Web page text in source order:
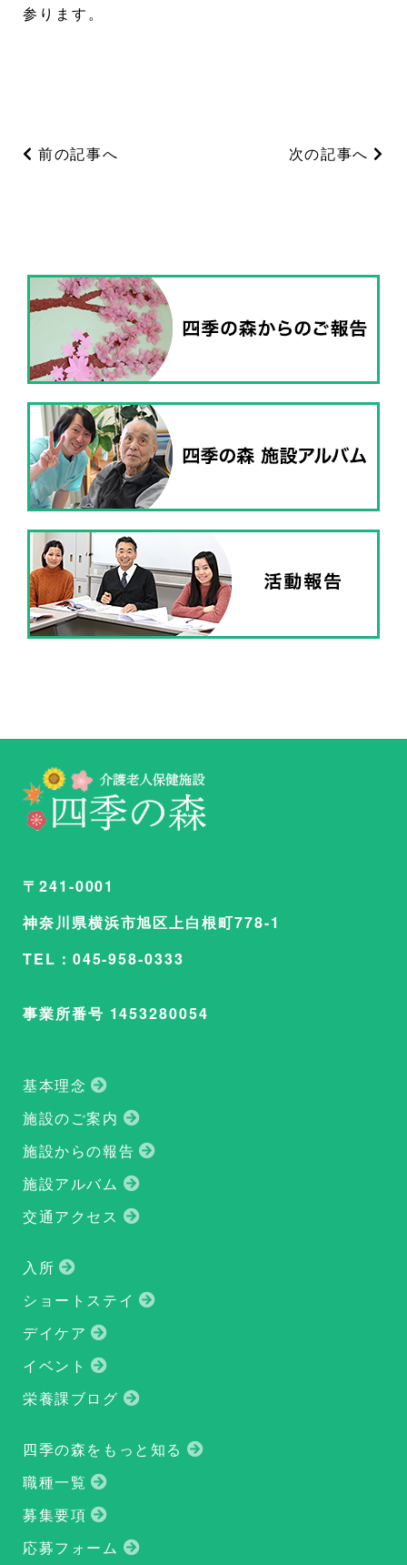
参ります。
前の記事へ 次の記事へ
〒241-0001
神奈川県横浜市旭区上白根町778-1
TEL：045-958-0333
事業所番号 1453280054
基本理念
施設のご案内
施設からの報告
施設アルバム
交通アクセス
入所
ショートステイ
デイケア
イベント
栄養課ブログ
四季の森をもっと知る
職種一覧
募集要項
応募フォーム